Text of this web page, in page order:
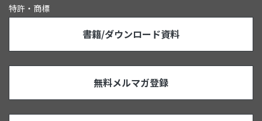
特許・商標
書籍/ダウンロード資料
無料メルマガ登録